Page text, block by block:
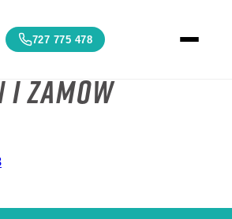
727 775 478
i Zamów